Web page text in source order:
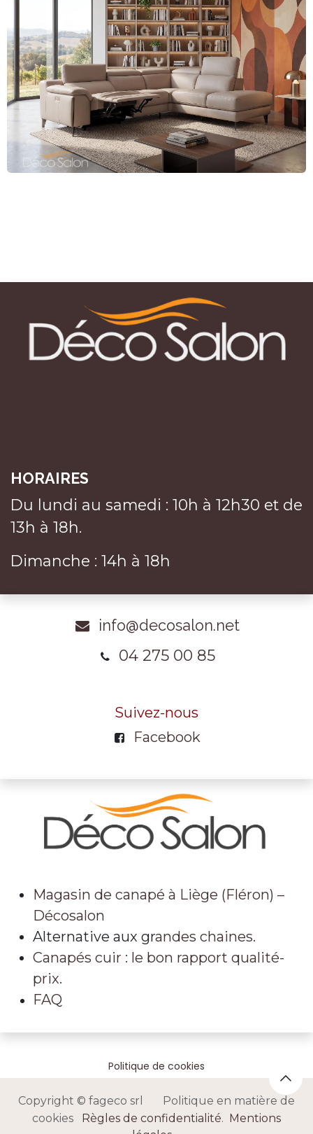
HORAIRES
Du lundi au samedi : 10h à 12h30 et de
13h à 18h.
Dimanche : 14h à 18h
info@decosalon.net
04 275 00 85
Suivez-nous
Facebook
Magasin de canapé à Liège (Fléron) –
Décosalon
Alternative aux grandes chaines.
Canapés cuir : le bon rapport qualité-
prix.
FAQ
Politique de cookies
Copyright © fageco srl Politique en matière de
cookies Règles de confidentialité. Mentions